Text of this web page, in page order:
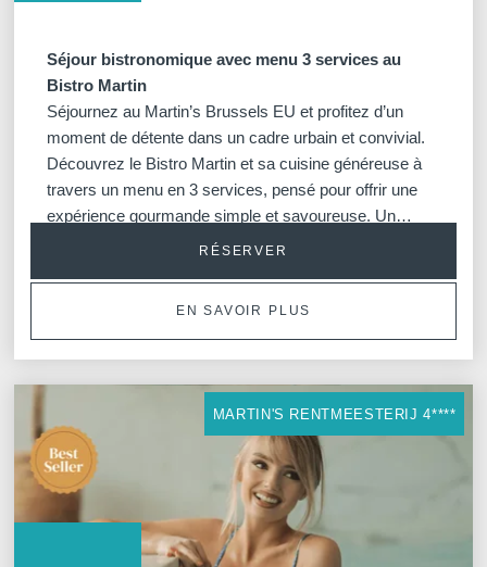
Séjour bistronomique avec menu 3 services au
Bistro Martin
Séjournez au Martin’s Brussels EU et profitez d’un
moment de détente dans un cadre urbain et convivial.
Découvrez le Bistro Martin et sa cuisine généreuse à
travers un menu en 3 services, pensé pour offrir une
expérience gourmande simple et savoureuse. Un
séjour idéal pour combiner confort et plaisir de la table
RÉSERVER
EN SAVOIR PLUS
MARTIN'S RENTMEESTERIJ 4****